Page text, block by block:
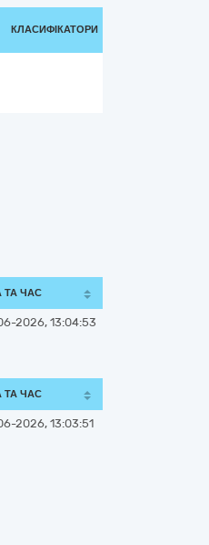
КЛАСИФІКАТОРИ
ТА ЧАС
2026, 13:04:53
ТА ЧАС
2026, 13:03:51